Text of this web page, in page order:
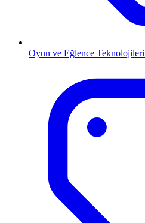
Oyun ve Eğlence Teknolojileri